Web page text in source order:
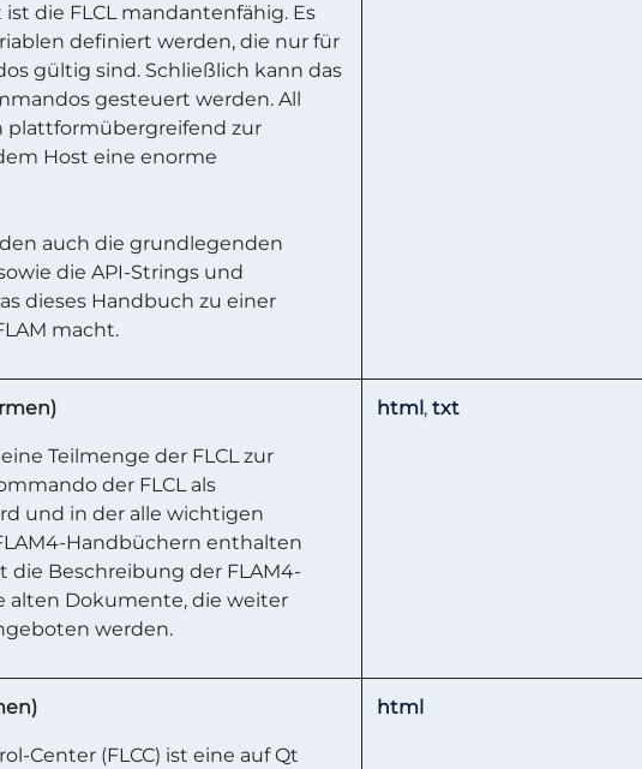
die FLCL mandantenfähig. Es
definiert werden, die nur für
gültig sind. Schließlich kann das
gesteuert werden. All
plattformübergreifend zur
Host eine enorme
auch die grundlegenden
die API-Strings und
dieses Handbuch zu einer
macht.
Teilmenge der FLCL zur
der FLCL als
und in der alle wichtigen
Handbüchern enthalten
die Beschreibung der FLAM4-
alten Dokumente, die weiter
werden.
html , txt
Center (FLCC) ist eine auf Qt
html